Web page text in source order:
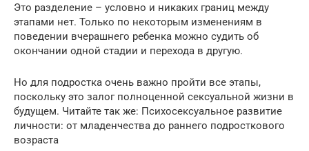
Это разделение – условно и никаких границ между
этапами нет. Только по некоторым изменениям в
поведении вчерашнего ребенка можно судить об
окончании одной стадии и перехода в другую.
Но для подростка очень важно пройти все этапы,
поскольку это залог полноценной сексуальной жизни в
будущем. Читайте так же: Психосексуальное развитие
личности: от младенчества до раннего подросткового
возраста